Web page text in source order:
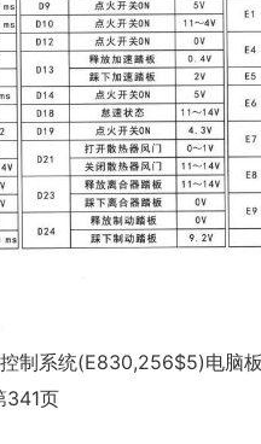
制系统(E830,256$5)电脑
341页